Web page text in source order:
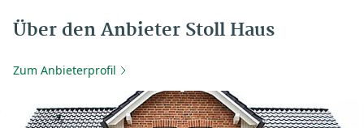
Über den Anbieter Stoll Haus
Zum Anbieterprofil